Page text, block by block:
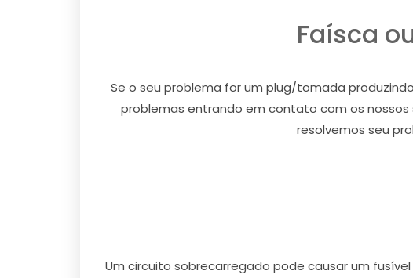
Faísca
Se o seu problema for um plug/tomada
problemas entrando em contato com os
resolvemos seu
Um circuito sobrecarregado pode causar um